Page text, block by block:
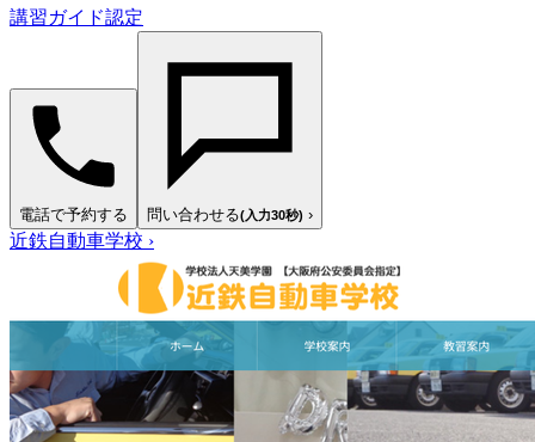
講習ガイド認定
電話で予約する 問い合わせる(入力30秒) ›
近鉄自動車学校 ›